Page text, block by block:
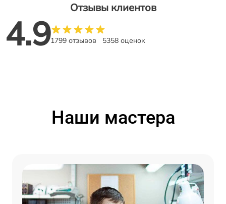
Отзывы клиентов
4.91799 отзывов 5358 оценок
Наши мастера